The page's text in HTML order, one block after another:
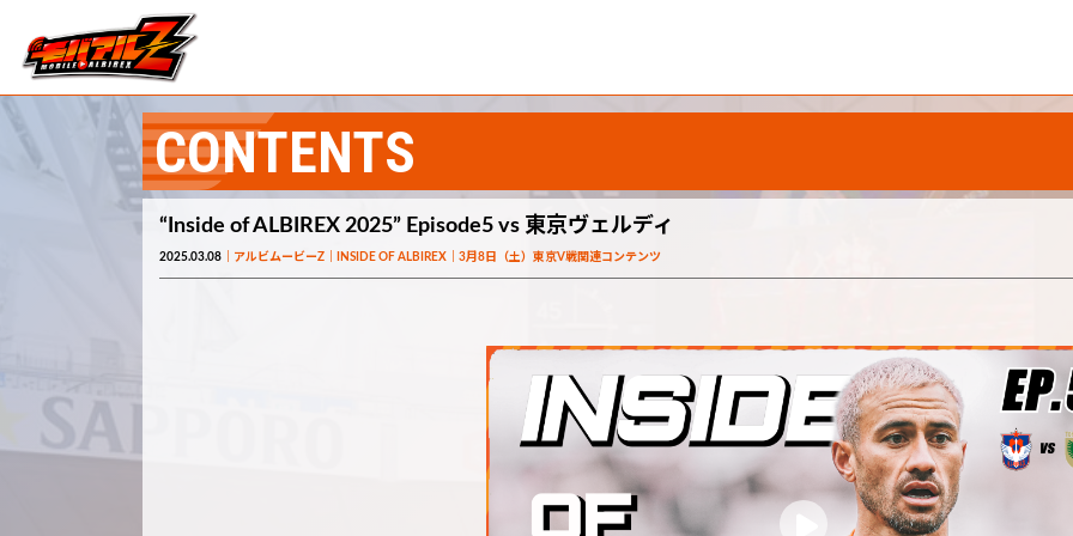
CONTENTS
“Inside of ALBIREX 2025” Episode5 vs 東京ヴェルディ
2025.03.08 アルビムービーZ INSIDE OF ALBIREX 3月8日（土）東京V戦関連コンテンツ